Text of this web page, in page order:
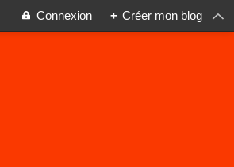
Connexion + Créer mon blog